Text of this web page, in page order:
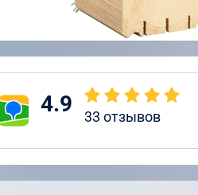
4.9 33 отзывов